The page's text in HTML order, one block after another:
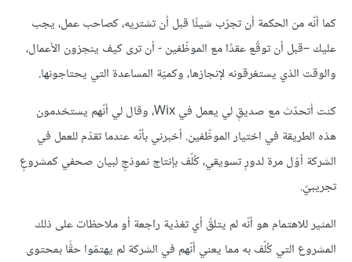
كما أنّه من الحكمة أن تجرّب شيئًا قبل أن تشتريه، كصاحب عمل، يجب
عليك –قبل أن توقّع عقدًا مع الموظّفين - أن ترى كيف ينجزون الأعمال،
والوقت الذي يستغرقونه لإنجازها، وكميّة المساعدة التي يحتاجونها.
كنت أتحدّث مع صديقٍ لي يعمل في Wix، وقال لي أنّهم يستخدمون
هذه الطريقة في اختيار الموظّفين. أخبرني بأنّه عندما تقدّم للعمل في
الشركة أوّل مرة لدورٍ تسويقي، كُلّف بإنتاج نموذجٍ لبيان صحفي كمشروعٍ
تجريبيّ.
المثير للاهتمام هو أنّه لم يتلقّ أي تغذية راجعة أو ملاحظات على ذلك
المشروع التي كُلّف به مما يعني أنّهم في الشركة لم يهتمّوا حقًّا بمحتوى